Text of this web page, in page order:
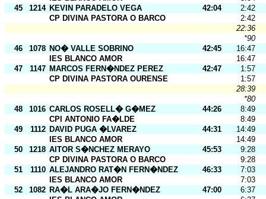
45
1214 KEVIN PARADELO VEGA 42:04
2:42
CP DIVINA PASTORA O BARCO
2:42
22:36
*90
46
1078 NO� VALLE SOBRINO 42:45
16:47
IES BLANCO AMOR
16:47
47
1147 MARCOS FERN�NDEZ PEREZ 42:47
1:57
CP DIVINA PASTORA OURENSE
1:57
28:39
*80
48
1016 CARLOS ROSELL� G�MEZ 44:26
8:49
CPI ANTONIO FA�LDE
8:49
49
1112 DAVID PUGA �LVAREZ 44:31
14:49
IES BLANCO AMOR
14:49
50
1218 AITOR S�NCHEZ MERAYO 45:53
9:28
CP DIVINA PASTORA O BARCO
9:28
51
1110 ALEJANDRO RAT�N FERN�NDEZ 46:33
7:03
IES BLANCO AMOR
7:03
52
1082 RA�L ARA�JO FERN�NDEZ 47:00
6:37